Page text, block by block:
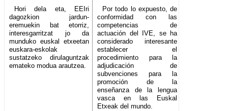
Hori dela eta, EEIri
dagozkion jardun-
eremuekin bat etorriz,
interesgarritzat jo da
munduko euskal etxeetan
euskara-eskolak
sustatzeko dirulaguntzak
emateko modua arautzea.
Por todo lo expuesto, de
conformidad con las
competencias de
actuación del IVE, se ha
considerado interesante
establecer el
procedimiento para la
adjudicación de
subvenciones para la
promoción de la
enseñanza de la lengua
vasca en las Euskal
Etxeak del mundo.